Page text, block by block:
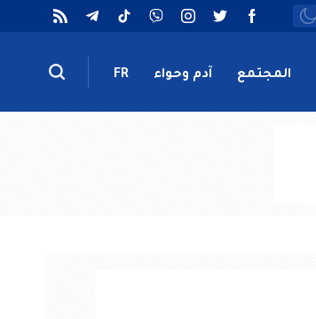
المجتمع آدم وحواء FR